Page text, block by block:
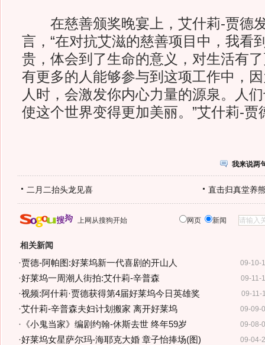
在慈善颁奖晚宴上，艾什莉-贾德
言，“在对抗艾滋的慈善项目中，我看
贵，体会到了生命的意义，对生活有
有更多的人能够参与到这项工作中，
人时，会激发你内心力量的源泉。人
使这个世界变得更加美丽。”艾什莉-贾
我来说两
二月二抬头龙见喜 直击归真堂养
上网从搜狗开始 网页 新闻
相关新闻
09-10-
·贾德-阿帕图:好莱坞新一代喜剧的开山人
09-11-
·好莱坞一周潮人街拍:艾什莉-辛普森
09-11-
·视频:阿什莉·贾德获得第4届好莱坞今日英雄奖
09-09-
·艾什莉-辛普森夫妇计划搬家 离开好莱坞
09-08-
· 《小鬼当家》编剧约翰-休斯去世 终年59岁
09-04-
·好莱坞女星萨尔玛-海耶克大婚 章子怡捧场(图)